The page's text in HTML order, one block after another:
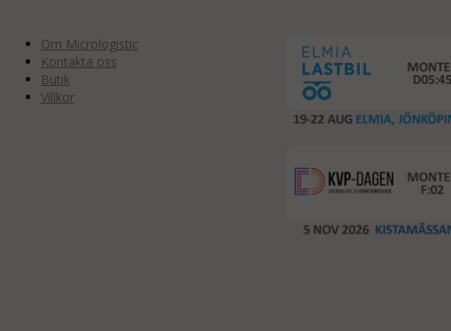
Om Micrologistic
Kontakta oss
Butik
Villkor